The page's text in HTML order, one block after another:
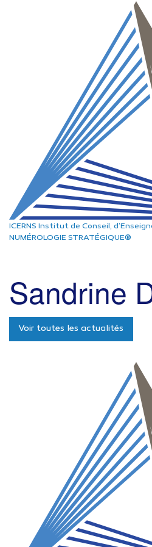
ICERNS Institut de Conseil,
NUMÉROLOGIE STRATÉGIQUE®
Sandrine
Voir toutes les actualités